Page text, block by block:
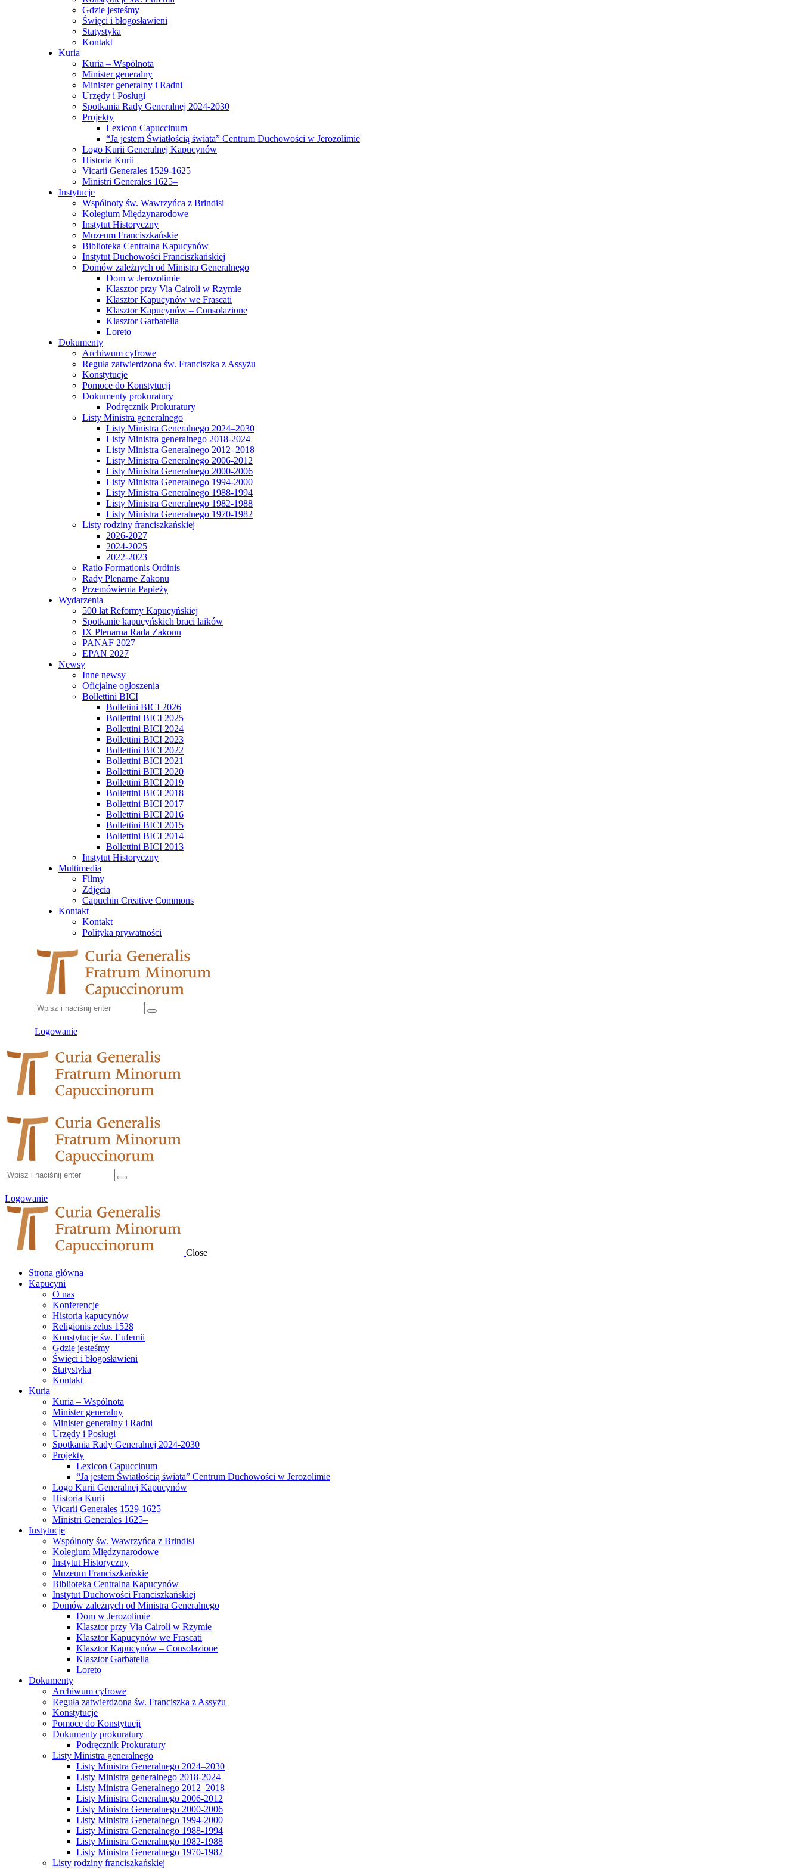
Gdzie jesteśmy
Święci i błogosławieni
Statystyka
Kontakt
Kuria
Kuria – Wspólnota
Minister generalny
Minister generalny i Radni
Urzędy i Posługi
Spotkania Rady Generalnej 2024-2030
Projekty
Lexicon Capuccinum
“Ja jestem Światłością świata” Centrum Duchowości w Jerozolimie
Logo Kurii Generalnej Kapucynów
Historia Kurii
Vicarii Generales 1529-1625
Ministri Generales 1625–
Instytucje
Wspólnoty św. Wawrzyńca z Brindisi
Kolegium Międzynarodowe
Instytut Historyczny
Muzeum Franciszkańskie
Biblioteka Centralna Kapucynów
Instytut Duchowości Franciszkańskiej
Domów zależnych od Ministra Generalnego
Dom w Jerozolimie
Klasztor przy Via Cairoli w Rzymie
Klasztor Kapucynów we Frascati
Klasztor Kapucynów – Consolazione
Klasztor Garbatella
Loreto
Dokumenty
Archiwum cyfrowe
Reguła zatwierdzona św. Franciszka z Assyżu
Konstytucje
Pomoce do Konstytucji
Dokumenty prokuratury
Podręcznik Prokuratury
Listy Ministra generalnego
Listy Ministra Generalnego 2024–2030
Listy Ministra generalnego 2018-2024
Listy Ministra Generalnego 2012–2018
Listy Ministra Generalnego 2006-2012
Listy Ministra Generalnego 2000-2006
Listy Ministra Generalnego 1994-2000
Listy Ministra Generalnego 1988-1994
Listy Ministra Generalnego 1982-1988
Listy Ministra Generalnego 1970-1982
Listy rodziny franciszkańskiej
2026-2027
2024-2025
2022-2023
Ratio Formationis Ordinis
Rady Plenarne Zakonu
Przemówienia Papieży
Wydarzenia
500 lat Reformy Kapucyńskiej
Spotkanie kapucyńskich braci laików
IX Plenarna Rada Zakonu
PANAF 2027
EPAN 2027
Newsy
Inne newsy
Oficjalne ogłoszenia
Bollettini BICI
Bolletini BICI 2026
Bollettini BICI 2025
Bollettini BICI 2024
Bollettini BICI 2023
Bollettini BICI 2022
Bollettini BICI 2021
Bollettini BICI 2020
Bollettini BICI 2019
Bollettini BICI 2018
Bollettini BICI 2017
Bollettini BICI 2016
Bollettini BICI 2015
Bollettini BICI 2014
Bollettini BICI 2013
Instytut Historyczny
Multimedia
Filmy
Zdjęcia
Capuchin Creative Commons
Kontakt
Kontakt
Polityka prywatności
Logowanie
Logowanie
Close
Strona główna
Kapucyni
O nas
Konferencje
Historia kapucynów
Religionis zelus 1528
Konstytucje św. Eufemii
Gdzie jesteśmy
Święci i błogosławieni
Statystyka
Kontakt
Kuria
Kuria – Wspólnota
Minister generalny
Minister generalny i Radni
Urzędy i Posługi
Spotkania Rady Generalnej 2024-2030
Projekty
Lexicon Capuccinum
“Ja jestem Światłością świata” Centrum Duchowości w Jerozolimie
Logo Kurii Generalnej Kapucynów
Historia Kurii
Vicarii Generales 1529-1625
Ministri Generales 1625–
Instytucje
Wspólnoty św. Wawrzyńca z Brindisi
Kolegium Międzynarodowe
Instytut Historyczny
Muzeum Franciszkańskie
Biblioteka Centralna Kapucynów
Instytut Duchowości Franciszkańskiej
Domów zależnych od Ministra Generalnego
Dom w Jerozolimie
Klasztor przy Via Cairoli w Rzymie
Klasztor Kapucynów we Frascati
Klasztor Kapucynów – Consolazione
Klasztor Garbatella
Loreto
Dokumenty
Archiwum cyfrowe
Reguła zatwierdzona św. Franciszka z Assyżu
Konstytucje
Pomoce do Konstytucji
Dokumenty prokuratury
Podręcznik Prokuratury
Listy Ministra generalnego
Listy Ministra Generalnego 2024–2030
Listy Ministra generalnego 2018-2024
Listy Ministra Generalnego 2012–2018
Listy Ministra Generalnego 2006-2012
Listy Ministra Generalnego 2000-2006
Listy Ministra Generalnego 1994-2000
Listy Ministra Generalnego 1988-1994
Listy Ministra Generalnego 1982-1988
Listy Ministra Generalnego 1970-1982
Listy rodziny franciszkańskiej